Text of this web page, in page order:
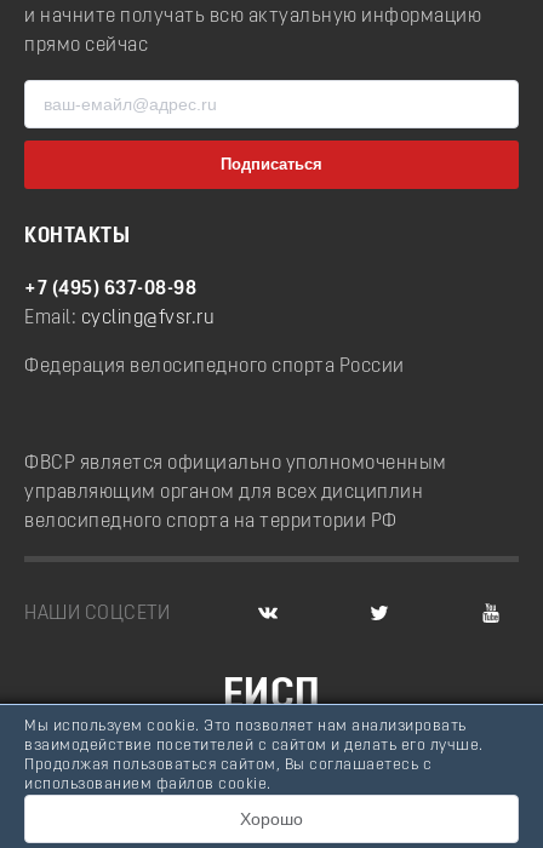
и начните получать всю актуальную информацию
прямо сейчас
КОНТАКТЫ
+7 (495) 637-08-98
Email: cycling@fvsr.ru
Федерация велосипедного спорта России
ФВСР является официально уполномоченным
управляющим органом для всех дисциплин
велосипедного спорта на территории РФ
НАШИ СОЦСЕТИ
ЕИСП
ВЕЛОСПОРТ РОССИИ
© Федерация велосипедного спорта России, 2007 -
2026
Мы используем cookie. Это позволяет нам анализировать
взаимодействие посетителей с сайтом и делать его лучше.
Продолжая пользоваться сайтом, Вы соглашаетесь с
использованием файлов cookie.
Хорошо